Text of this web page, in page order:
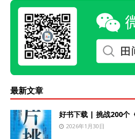
最新文章
好书下载 | 挑战200个
2026年1月30日